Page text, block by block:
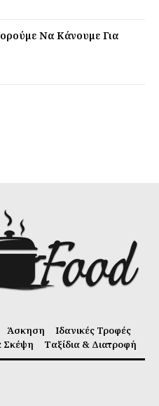
Να Κάνουμε Για
Άσκηση
Ιδανικές Τροφές
Σκέψη Ταξίδια & Διατροφή